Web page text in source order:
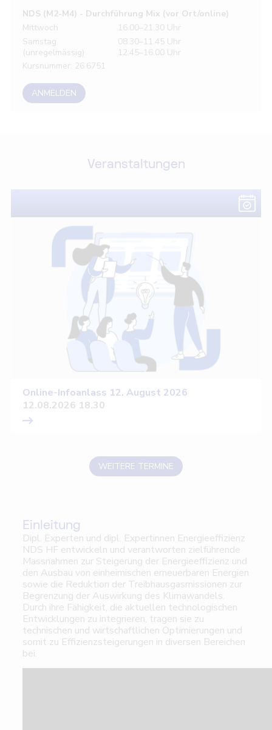
NDS (M2-M4) - Durchführung Mix (vor Ort/online)
Mittwoch
16.00–21.30 Uhr
Samstag
(unregelmässig)
08.30–11.45 Uhr
12:45–16.00 Uhr
Kursnummer: 26.6751
ANMELDEN
Veranstaltungen
Online-Infoanlass 12. August 2026
12.08.2026 18.30
WEITERE TERMINE
Einleitung
Dipl. Experten und dipl. Expertinnen Energieeffizienz
NDS HF entwickeln und verantworten zielführende
Massnahmen zur Steigerung der Energieeffizienz und
den Ausbau von einheimischen erneuerbaren Energien
sowie die Reduktion der Treibhausgasmissionen zur
Begrenzung der Auswirkung des Klimawandels.
Durch ihre Fähigkeit, die aktuellen technologischen
Entwicklungen zu integrieren, tragen sie zu
technischen und wirtschaftlichen Optimierungen und
somit zu Effizienzsteigerungen in diversen Bereichen
bei.